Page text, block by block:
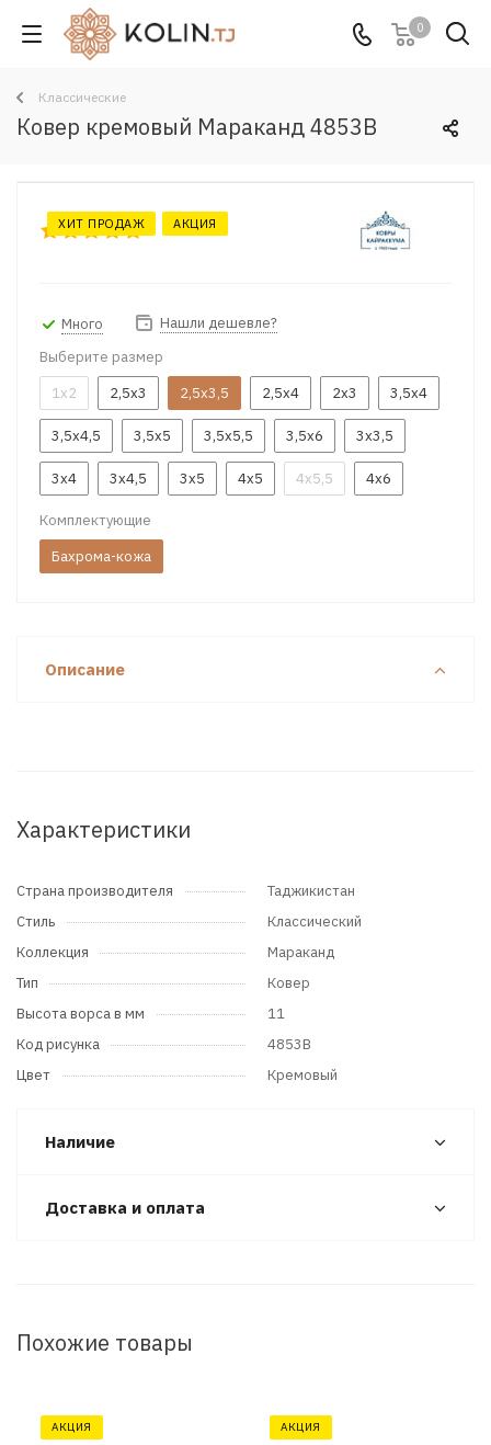
0
Классические
Ковер кремовый Мараканд 4853B
ХИТ ПРОДАЖ АКЦИЯ
Много
Нашли дешевле?
Выберите размер
1x2
2,5x3 2,5x3,5 2,5x4 2x3 3,5x4
3,5x4,5 3,5x5 3,5x5,5 3,5x6 3x3,5
3x4 3x4,5 3x5 4x5 4x5,5 4x6
Комплектующие
Бахрома-кожа
Описание
Характеристики
Страна производителя
Таджикистан
Стиль
Классический
Коллекция
Мараканд
Тип
Ковер
Высота ворса в мм
11
Код рисунка
4853B
Цвет
Кремовый
Наличие
Доставка и оплата
Похожие товары
АКЦИЯ АКЦИЯ